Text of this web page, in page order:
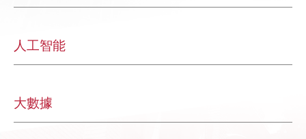
人工智能
大數據